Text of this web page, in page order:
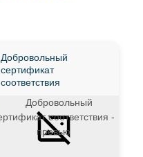
Добровольный
сертификат
соответствия